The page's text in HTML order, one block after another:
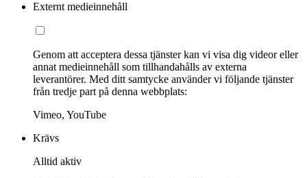
Externt medieinnehåll
Genom att acceptera dessa tjänster kan vi visa dig videor eller
annat medieinnehåll som tillhandahålls av externa
leverantörer. Med ditt samtycke använder vi följande tjänster
från tredje part på denna webbplats:
Vimeo, YouTube
Krävs
Alltid aktiv